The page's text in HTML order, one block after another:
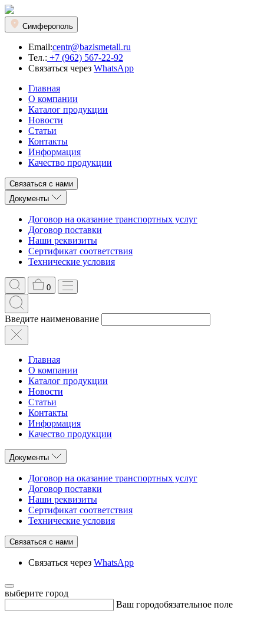
Симферополь
Email:centr@bazismetall.ru
Тел.: +7 (962) 567-22-92
Связаться через WhatsApp
Главная
О компании
Каталог продукции
Новости
Статьи
Контакты
Информация
Качество продукции
Связаться с нами
Документы
Договор на оказание транспортных услуг
Договор поставки
Наши реквизиты
Сертификат соответствия
Технические условия
0
Введите наименование
Главная
О компании
Каталог продукции
Новости
Статьи
Контакты
Информация
Качество продукции
Документы
Договор на оказание транспортных услуг
Договор поставки
Наши реквизиты
Сертификат соответствия
Технические условия
Связаться с нами
Связаться через WhatsApp
выберите город
Ваш городобязательное поле